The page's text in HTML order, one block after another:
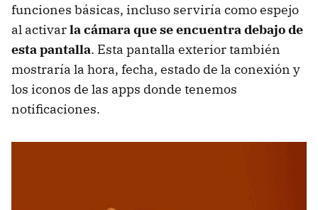
funciones básicas, incluso serviría como espejo
al activarla cámara que se encuentra debajo de
esta pantalla. Esta pantalla exterior también
mostraría la hora, fecha, estado de la conexión y
los iconos de las apps donde tenemos
notificaciones.